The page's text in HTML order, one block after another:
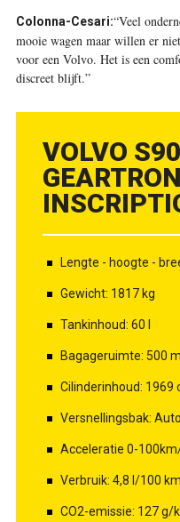
Colonna-Cesari:“Veel
mooie wagen maar willen er
voor een Volvo. Het is een
discreet blijft.”
VOLVO
Lengte - hoogte -
Gewicht: 1817 kg
Tankinhoud: 60 l
Bagageruimte: 500
Cilinderinhoud: 1969
Versnellingsbak:
Acceleratie 0-
Verbruik: 4,8 l/100 km
CO2-emissie: 127 g/